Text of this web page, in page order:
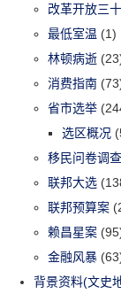
改革开放三
最低室温 (1)
林顿病逝
消费指南
省市选举
选区概况
移民问卷调查
联邦大选
联邦预算案
赖昌星案
金融风暴
背景资料(文史